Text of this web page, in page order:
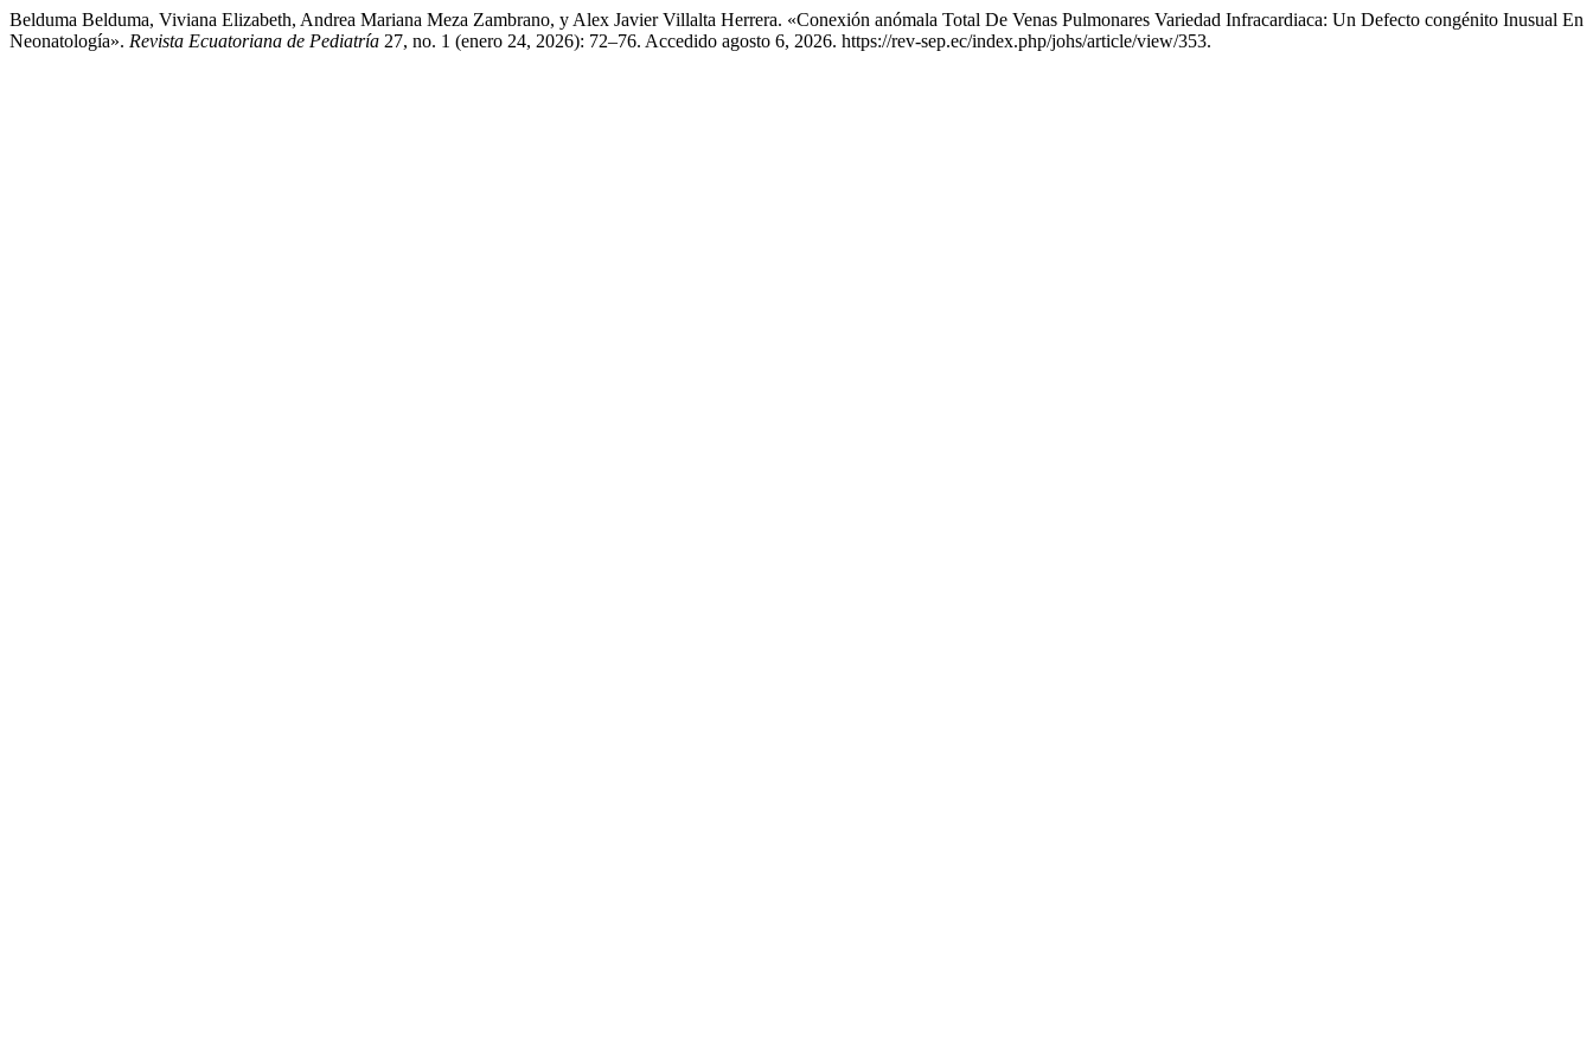
Belduma Belduma, Viviana Elizabeth, Andrea Mariana Meza Zambrano, y Alex Javier Villalta Herrera. «Conexión anómala Total De Venas Pulmonares Variedad Infracardiaca: Un Defecto congénito Inusual En
Neonatología». Revista Ecuatoriana de Pediatría 27, no. 1 (enero 24, 2026): 72–76. Accedido agosto 6, 2026. https://rev-sep.ec/index.php/johs/article/view/353.